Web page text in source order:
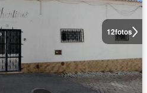
12fotos